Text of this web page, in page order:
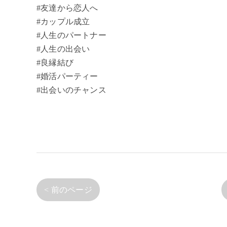
#友達から恋人へ
#カップル成立
#人生のパートナー
#人生の出会い
#良縁結び
#婚活パーティー
#出会いのチャンス
< 前のページ